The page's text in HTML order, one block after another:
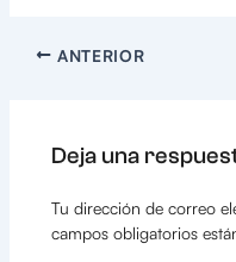
ANTERIOR
Deja una
Tu dirección de correo
campos obligatorios